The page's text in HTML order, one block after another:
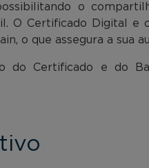
o
O Certificado Digital e
o que assegura a sua
do Certificado e do